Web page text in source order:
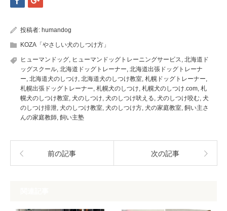
投稿者: humandog
KOZA「やさしい犬のしつけ方」
ヒューマンドッグ ヒューマンドッグトレーニングサービス 北海道ド
ッグスクール 北海道ドッグトレーナー 北海道出張ドッグトレーナ
ー 北海道犬のしつけ 北海道犬のしつけ教室 札幌ドッグトレーナー
札幌出張ドッグトレーナー 札幌犬のしつけ 札幌犬のしつけ.com 札
幌犬のしつけ教室 犬のしつけ 犬のしつけ吠える 犬のしつけ咬む 犬
のしつけ排泄 犬のしつけ教室 犬のしつけ方 犬の家庭教室 飼い主さ
んの家庭教師 飼い主塾
前の記事 次の記事